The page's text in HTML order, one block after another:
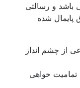
باشد و رسالتی
پایمال شده
از چشم انداز
تمامیت خواهی